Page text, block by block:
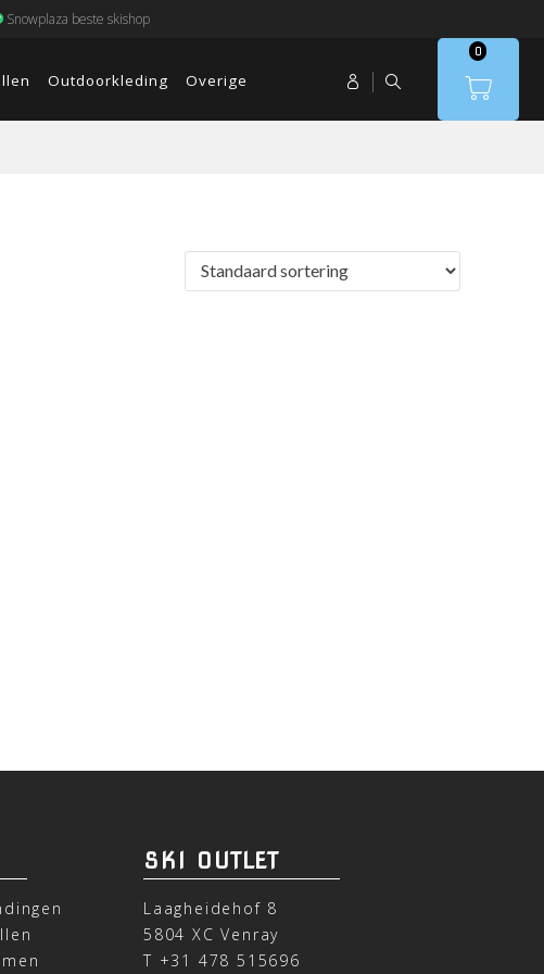
Snowplaza beste skishop
Outdoorkleding Overige
0
SKI OUTLET
Laagheidehof 8
5804 XC Venray
T +31 478 515696